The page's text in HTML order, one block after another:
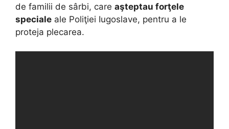
de familii de sârbi, care aşteptau forţele
speciale ale Poliţiei Iugoslave, pentru a le
proteja plecarea.